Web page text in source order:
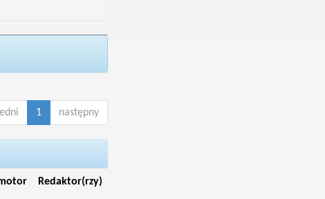
1 następny
Redaktor(rzy)